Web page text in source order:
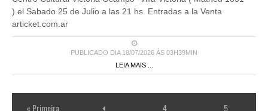
).el Sabado 25 de Julio a las 21 hs. Entradas a la Venta
articket.com.ar
PUBLICADO DIA 18/07/2026 ÀS 03H39MIN
LEIA MAIS ...
« Primeira 4 5